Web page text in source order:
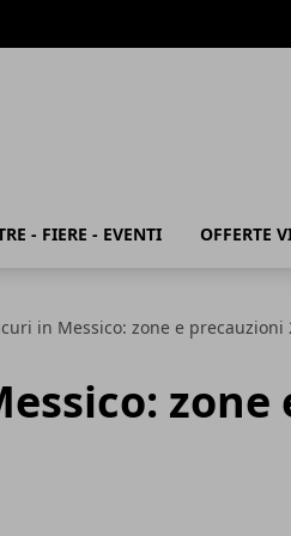
- FIERE - EVENTI OFFERTE
in Messico: zone e precauzioni
zone